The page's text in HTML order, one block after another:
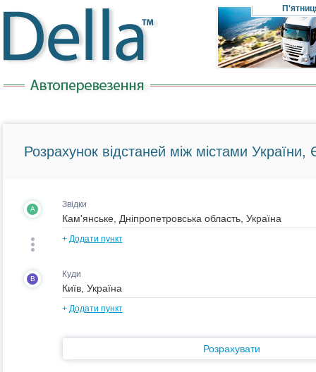
Розрахунок відстаней між містами України,
A Звідки
+ Додати пункт
B Куди
+ Додати пункт
Розрахувати